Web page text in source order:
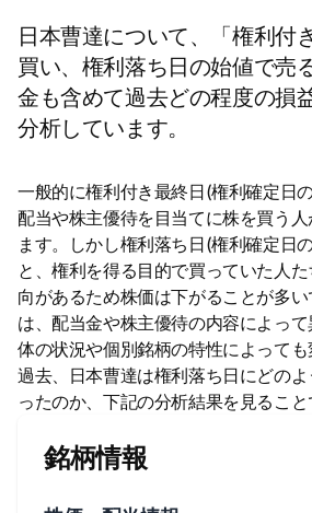
日本曹達について、「権利付
買い、権利落ち日の始値で売
金も含めて過去どの程度の損
分析しています。
一般的に権利付き最終日(権利確定日
配当や株主優待を目当てに株を買う
ます。しかし権利落ち日(権利確定日
と、権利を得る目的で買っていた人
向があるため株価は下がることが多
は、配当金や株主優待の内容によっ
体の状況や個別銘柄の特性によって
過去、日本曹達は権利落ち日にどの
ったのか、下記の分析結果を見ること
銘柄情報